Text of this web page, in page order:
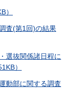
）
査(第1回)の結果
選抜関係諸日程に
）
動部に関する調査